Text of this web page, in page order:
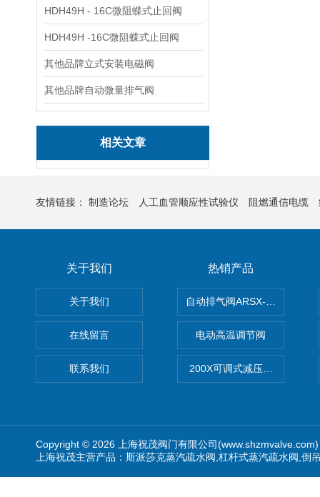
HDH49H - 16C微阻蝶式止回阀
HDH49H -16C微阻蝶式止回阀
其他品牌立式安装电磁阀
其他品牌自动微量排气阀
相关文章
友情链接： 制造论坛 人工血管顺应性试验仪 阻燃通信电缆
关于我们
关于我们
在线留言
联系我们
热销产品
自动排气阀ARSX-0015/
电动高温调节阀
200X可调式减压阀（减压稳
Copyright © 2026 上海祝茂阀门有限公司
上海祝茂主营产品：斯派莎克蒸汽疏水阀,杠杆式蒸汽疏水阀,倒